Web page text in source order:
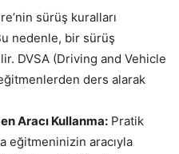
sürüş kuralları
nedenle, bir sürüş
DVSA (Driving and Vehicle
ders alarak
Aracı Kullanma: Pratik
eğitmeninizin aracıyla